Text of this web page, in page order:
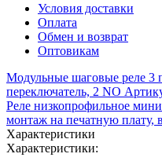
Условия доставки
Оплата
Обмен и возврат
Оптовикам
Модульные шаговые реле 3
переключатель, 2 NO
Реле низкопрофильное
монтаж на печатную
Характеристики
Характеристики: